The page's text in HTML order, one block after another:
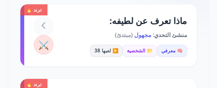
ترند 🔥
ماذا تعرف عن لطيفه:
منشئ التحدي:مجهول (مبتدئ)
🧠 معرفي 📁 الشخصية ▶️ لعبها 38 ⚔️
ترند 🔥